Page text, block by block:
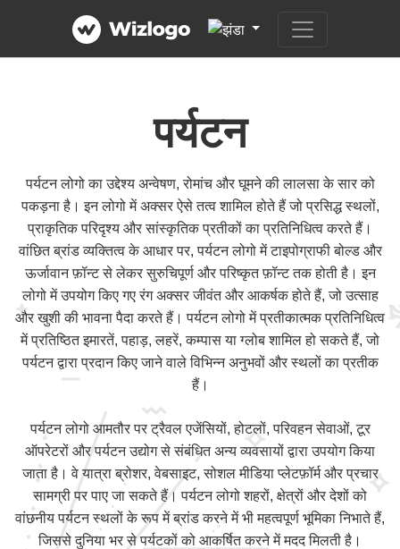
पर्यटन
पर्यटन लोगो का उद्देश्य अन्वेषण, रोमांच और घूमने की लालसा के सार को
पकड़ना है। इन लोगो में अक्सर ऐसे तत्व शामिल होते हैं जो प्रसिद्ध स्थलों,
प्राकृतिक परिदृश्य और सांस्कृतिक प्रतीकों का प्रतिनिधित्व करते हैं।
वांछित ब्रांड व्यक्तित्व के आधार पर, पर्यटन लोगो में टाइपोग्राफी बोल्ड और
ऊर्जावान फ़ॉन्ट से लेकर सुरुचिपूर्ण और परिष्कृत फ़ॉन्ट तक होती है। इन
लोगो में उपयोग किए गए रंग अक्सर जीवंत और आकर्षक होते हैं, जो उत्साह
और खुशी की भावना पैदा करते हैं। पर्यटन लोगो में प्रतीकात्मक प्रतिनिधित्व
में प्रतिष्ठित इमारतें, पहाड़, लहरें, कम्पास या ग्लोब शामिल हो सकते हैं, जो
पर्यटन द्वारा प्रदान किए जाने वाले विभिन्न अनुभवों और स्थलों का प्रतीक
हैं।
पर्यटन लोगो आमतौर पर ट्रैवल एजेंसियों, होटलों, परिवहन सेवाओं, टूर
ऑपरेटरों और पर्यटन उद्योग से संबंधित अन्य व्यवसायों द्वारा उपयोग किया
जाता है। वे यात्रा ब्रोशर, वेबसाइट, सोशल मीडिया प्लेटफ़ॉर्म और प्रचार
सामग्री पर पाए जा सकते हैं। पर्यटन लोगो शहरों, क्षेत्रों और देशों को
वांछनीय पर्यटन स्थलों के रूप में ब्रांड करने में भी महत्वपूर्ण भूमिका निभाते हैं,
जिससे दुनिया भर से पर्यटकों को आकर्षित करने में मदद मिलती है।